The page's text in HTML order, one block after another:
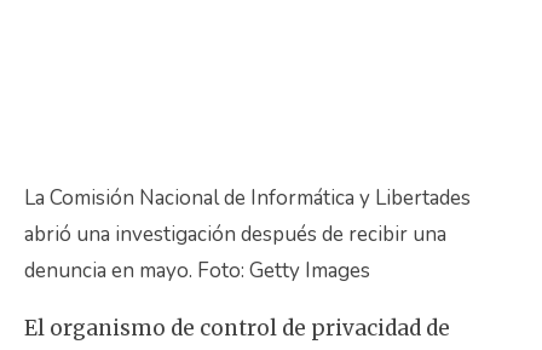
La Comisión Nacional de Informática y Libertades
abrió una investigación después de recibir una
denuncia en mayo. Foto: Getty Images
El organismo de control de privacidad de